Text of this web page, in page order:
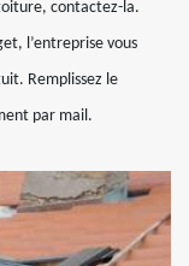
contactez-la.
l’entreprise vous
Remplissez le
par mail.